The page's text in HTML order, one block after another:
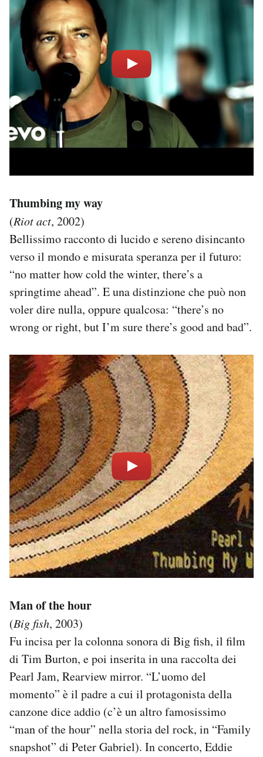
Thumbing my way
(Riot act, 2002)
Bellissimo racconto di lucido e sereno disincanto
verso il mondo e misurata speranza per il futuro:
“no matter how cold the winter, there’s a
springtime ahead”. E una distinzione che può non
voler dire nulla, oppure qualcosa: “there’s no
wrong or right, but I’m sure there’s good and bad”.
Man of the hour
(Big fish, 2003)
Fu incisa per la colonna sonora di Big fish, il film
di Tim Burton, e poi inserita in una raccolta dei
Pearl Jam, Rearview mirror. “L’uomo del
momento” è il padre a cui il protagonista della
canzone dice addio (c’è un altro famosissimo
“man of the hour” nella storia del rock, in “Family
snapshot” di Peter Gabriel). In concerto, Eddie